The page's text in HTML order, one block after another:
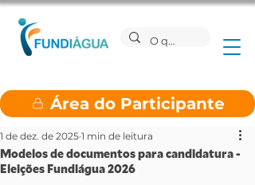
Área do Participante
Modelos de documentos para candidatura -
Eleições Fundiágua 2026
1 de dez. de 2025 1 min de leitura